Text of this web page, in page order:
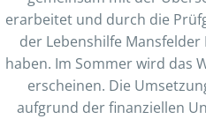
erarbeitet und durch die
der Lebenshilfe
haben. Im Sommer wird das
erscheinen. Die
aufgrund der finanziellen